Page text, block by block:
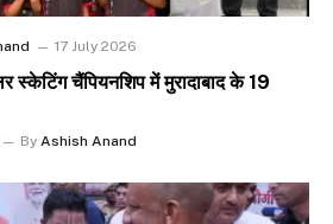
17 July 2026
स्केटिंग चैंपियनशिप में मुरादाबाद के 19
By Ashish Anand